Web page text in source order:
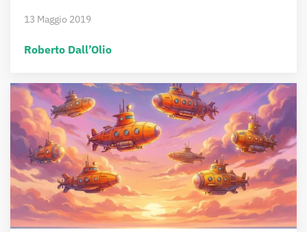
13 Maggio 2019
Roberto Dall’Olio